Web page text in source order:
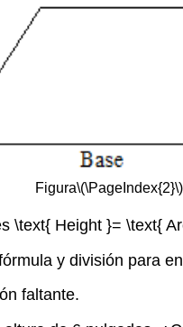
Figura\(\PageIndex{2}\)
\text{ Height }= \text{
y división para
faltante.